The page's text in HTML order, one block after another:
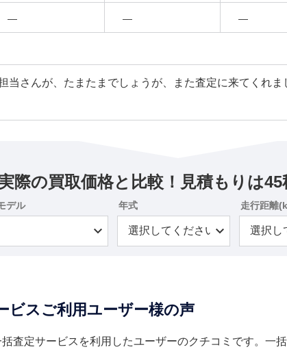
― ― ―
当さんが、たまたまでしょうが、また査定に来てくれ
際の買取価格と比較！見積もりは45
デル 年式 走行距離
ビスご利用ユーザー様の声
査定サービスを利用したユーザーのクチコミです。一